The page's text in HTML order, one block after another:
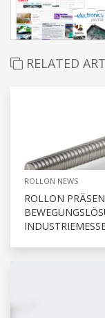
RELATED
ROLLON NEWS
ROLLON